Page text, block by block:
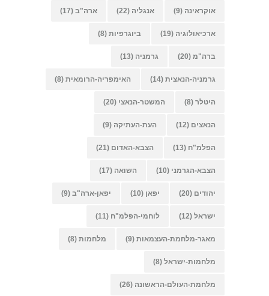
אוקראינה (9) אנגליה (22) ארה"ב (17)
ארכיאולוגיה (19) ביוגרפיות (8)
ברה"מ (20) גרמניה (13)
גרמניה-הנאצית (14) האימפריה-הרומאית (8)
היטלר (8) המשטר-הנאצי (20)
הנאצים (12) העת-העתיקה (9)
הפלמ"ח (13) הצבא-האדום (21)
הצבא-הגרמני (10) השואה (17)
יהודים (20) יפאן (10) יפאן-ארה"ב (9)
ישראל (12) לוחמי-הפלמ"ח (11)
מאגר-מלחמת-העצמאות (9) מלחמות (8)
מלחמות-ישראל (8)
מלחמת-העולם-הראשונה (26)